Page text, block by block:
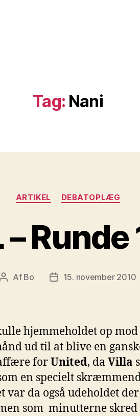
Tag: Nani
Kategorier
ARTIKEL DEBATOPLÆG
– Runde
Indlægsforfatter
Af Bo Indlægsdato
15. november 2010
hjemmeholdet op mod
ud til at blive en
forUnited, da Villa
en specielt
var da også udeholdet
som minutterne